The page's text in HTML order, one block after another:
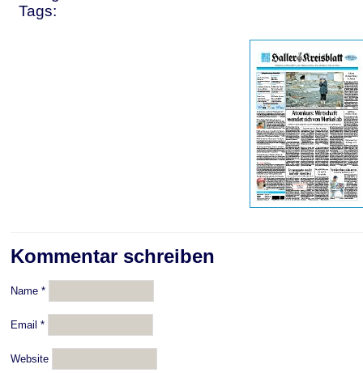
Tags:
Kommentar schreiben
Name *
Email *
Website